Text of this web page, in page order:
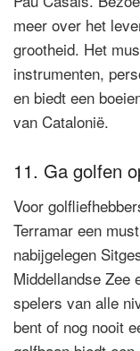
meer over het
grootheid. Het
instrumenten,
en biedt een
van Catalonië.
11. Ga golfen
Voor
Terramar een
nabijgelegen
Middellandse Zee
spelers van alle
bent of nog nooit